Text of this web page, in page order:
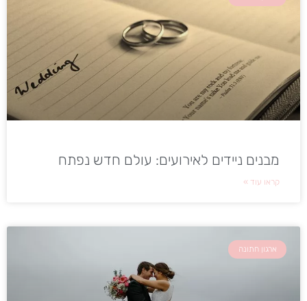
מבנים ניידים לאירועים: עולם חדש נפתח
קראו עוד »
ארגון חתונה